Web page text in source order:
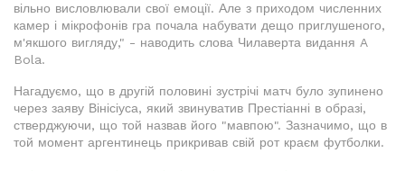
вільно висловлювали свої емоції. Але з приходом численних
камер і мікрофонів гра почала набувати дещо приглушеного,
м'якшого вигляду," - наводить слова Чилаверта видання A
Bola.
Нагадуємо, що в другій половині зустрічі матч було зупинено
через заяву Вінісіуса, який звинуватив Престіанні в образі,
стверджуючи, що той назвав його "мавпою". Зазначимо, що в
той момент аргентинець прикривав свій рот краєм футболки.